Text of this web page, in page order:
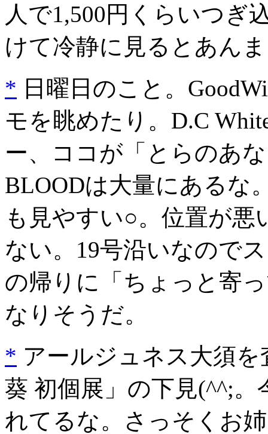
人で1,500円くらいつぎ
けて冷静に見るとあん
* 日曜日のこと。
モを眺めたり。D.C
ー、ココが「とらのあ
BLOODは大量にあるな
も見やすい○。位置が
ない。19号沿いなので
の帰りに「ちょっと寄
なりそうだ。
* アールジュネス大須
葵 初個展」の下見(^^;
れてるな。さっそくお